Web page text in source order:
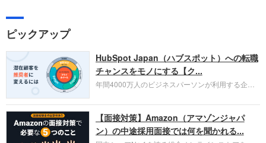
ピックアップ
HubSpot Japan（ハブスポット）への転職
チャンスをモノにする【ク...
年間4000万人のビジネスパーソンが利用する企業
お勧めするイチオシ企業をご紹介します。今回はク
ラウド型CRMプラットフォームを提供する
HubSpot Japan（ハブスポット・ジャパン）株式会
社です。採用面接対策の企業研究にご活用くださ
【面接対策】Amazon（アマゾンジャパ
ン）の中途採用面接では何を聞かれる...